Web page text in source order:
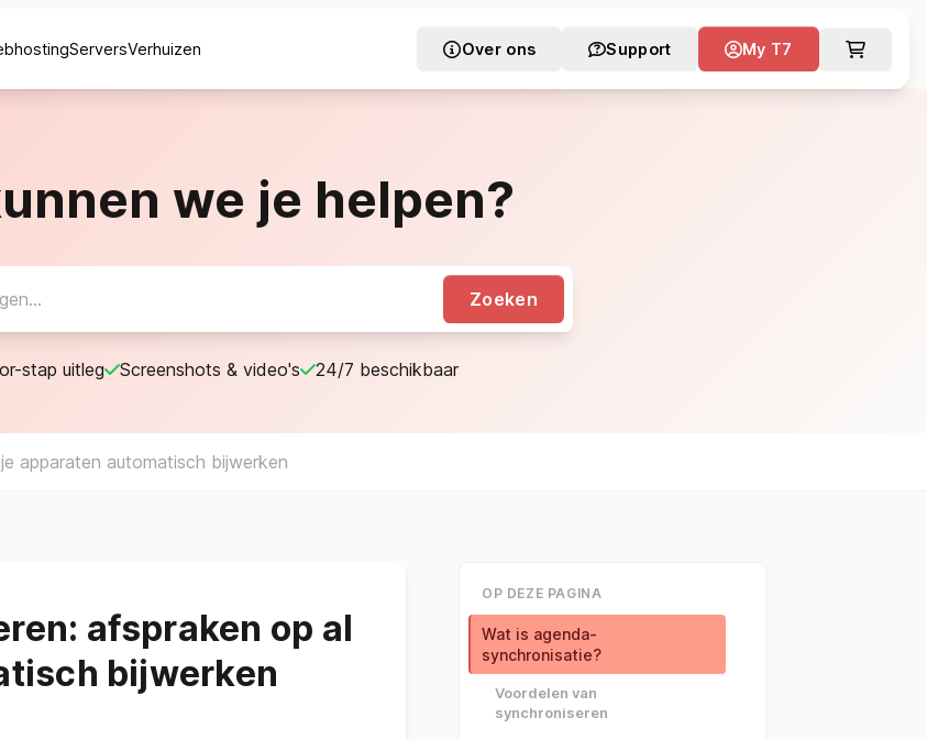
ServersVerhuizen Over ons Support My T7
we je helpen?
Zoeken
stap uitleg Screenshots & video's 24/7 beschikbaar
apparaten automatisch bijwerken
afspraken op al
bijwerken
OP DEZE PAGINA
Wat is agenda-
synchronisatie?
Voordelen van
synchroniseren